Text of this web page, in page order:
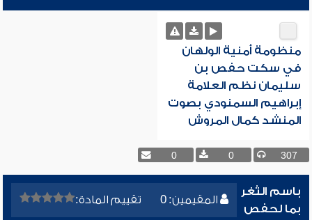
منظومة أمنية الولهان
في سكت حفص بن
سليمان نظم العلامة
إبراهيم السمنودي بصوت
المنشد كمال المروش
307
0
0
المقيمين: 0 تقييم المادة:
باسم الثغر
بما لحفص